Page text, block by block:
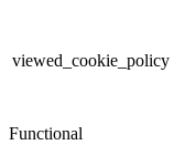
viewed_cookie_policy
Functional